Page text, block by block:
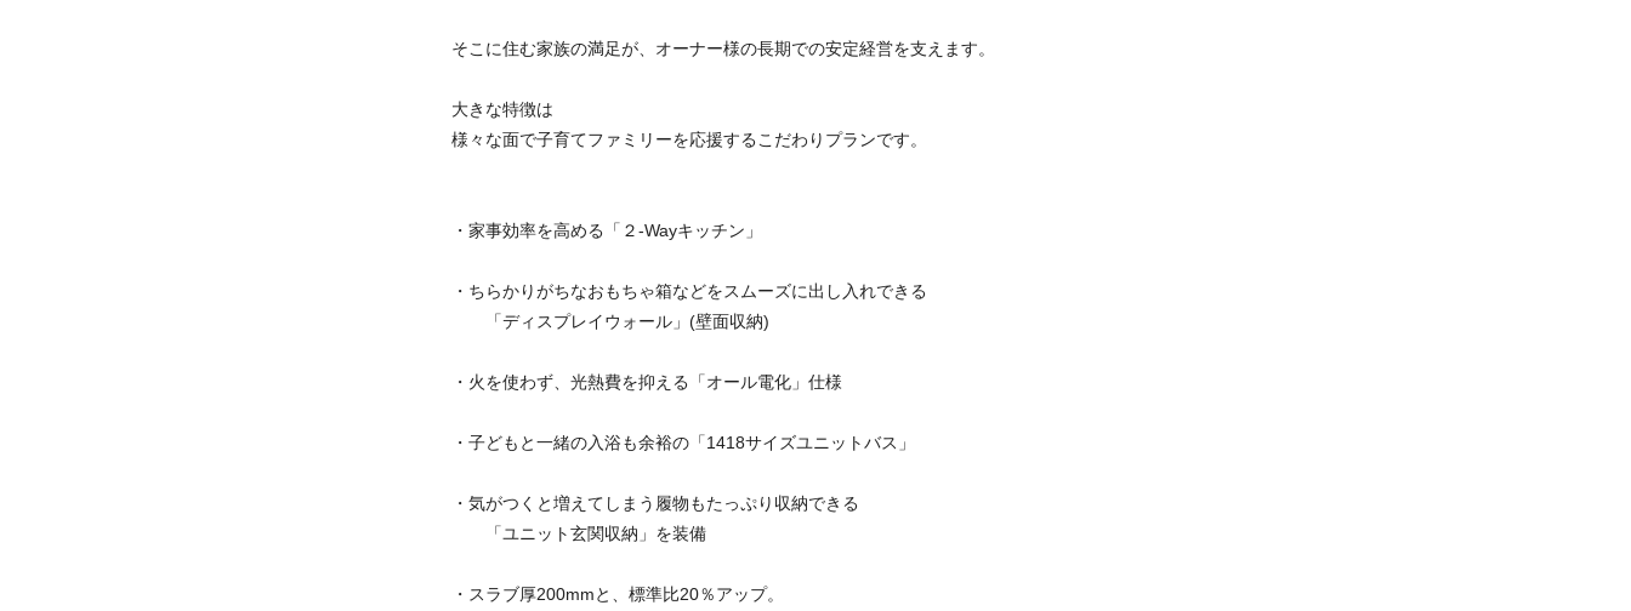
そこに住む家族の満足が、オーナー様の長期での安定経営を支えます。
大きな特徴は
様々な面で子育てファミリーを応援するこだわりプランです。
・家事効率を高める「２-Wayキッチン」
・ちらかりがちなおもちゃ箱などをスムーズに出し入れできる
「ディスプレイウォール」(壁面収納)
・火を使わず、光熱費を抑える「オール電化」仕様
・子どもと一緒の入浴も余裕の「1418サイズユニットバス」
・気がつくと増えてしまう履物もたっぷり収納できる
「ユニット玄関収納」を装備
・スラブ厚200mmと、標準比20％アップ。